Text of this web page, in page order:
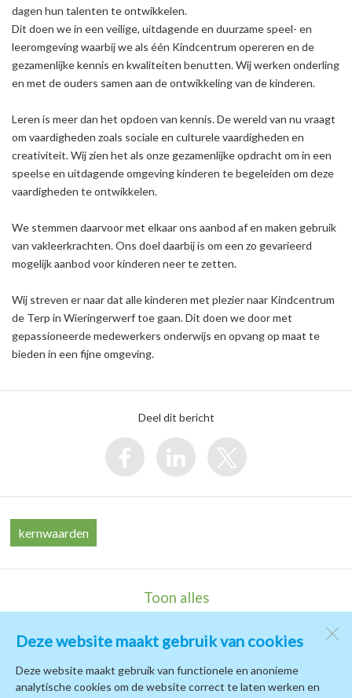
Deze website maakt gebruik van cookies
Deze website maakt gebruik van functionele en anonieme
analytische cookies om de website correct te laten werken en
dagen hun talenten te ontwikkelen.
Dit doen we in een veilige, uitdagende en duurzame speel- en
leeromgeving waarbij we als één Kindcentrum opereren en de
gezamenlijke kennis en kwaliteiten benutten. Wij werken onderling
en met de ouders samen aan de ontwikkeling van de kinderen.
Leren is meer dan het opdoen van kennis. De wereld van nu vraagt
om vaardigheden zoals sociale en culturele vaardigheden en
creativiteit. Wij zien het als onze gezamenlijke opdracht om in een
speelse en uitdagende omgeving kinderen te begeleiden om deze
vaardigheden te ontwikkelen.
We stemmen daarvoor met elkaar ons aanbod af en maken gebruik
van vakleerkrachten. Ons doel daarbij is om een zo gevarieerd
mogelijk aanbod voor kinderen neer te zetten.
Wij streven er naar dat alle kinderen met plezier naar Kindcentrum
de Terp in Wieringerwerf toe gaan. Dit doen we door met
gepassioneerde medewerkers onderwijs en opvang op maat te
bieden in een fijne omgeving.
Deel dit bericht
kernwaarden
Toon alles
Kindcentrum de Terp
de Campus 1
1771 PB